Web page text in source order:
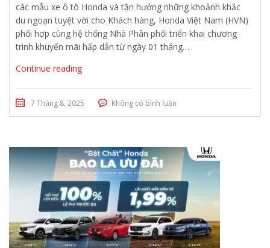
các mẫu xe ô tô Honda và tận hưởng những khoảnh khắc
du ngoạn tuyệt vời cho Khách hàng, Honda Việt Nam (HVN)
phối hợp cùng hệ thống Nhà Phân phối triển khai chương
trình khuyến mãi hấp dẫn từ ngày 01 tháng…
Continue reading
7 Tháng 8, 2025 Không có bình luận